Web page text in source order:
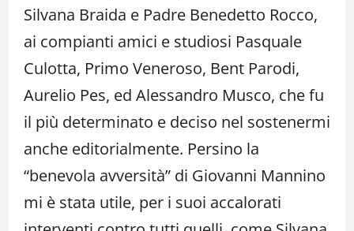
Silvana Braida e Padre Benedetto Rocco,
ai compianti amici e studiosi Pasquale
Culotta, Primo Veneroso, Bent Parodi,
Aurelio Pes, ed Alessandro Musco, che fu
il più determinato e deciso nel sostenermi
anche editorialmente. Persino la
“benevola avversità” di Giovanni Mannino
mi è stata utile, per i suoi accalorati